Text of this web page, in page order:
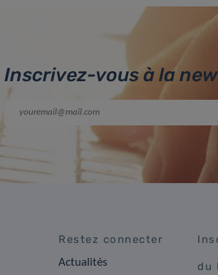
Inscrivez-vous à la
Restez connecter
Actualités du